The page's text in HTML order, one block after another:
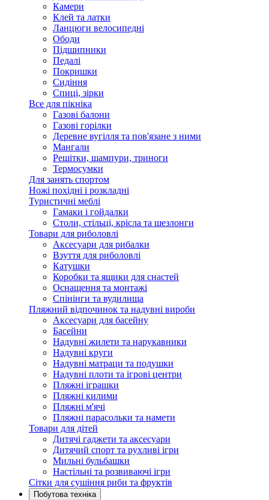
Камери
Клей та латки
Ланцюги велосипедні
Ободи
Підшипники
Педалі
Покришки
Сидіння
Спиці, зірки
Все для пікніка
Газові балони
Газові горілки
Деревне вугілля та пов'язане з ними
Мангали
Решітки, шампури, триноги
Термосумки
Для занять спортом
Ножі похідні і розкладні
Туристичні меблі
Гамаки і гойдалки
Столи, стільці, крісла та шезлонги
Товари для риболовлі
Аксесуари для рибалки
Взуття для риболовлі
Катушки
Коробки та ящики для снастей
Оснащення та монтажі
Спінінги та вудилища
Пляжний відпочинок та надувні вироби
Аксесуари для басейну
Басейни
Надувні жилети та нарукавники
Надувні круги
Надувні матраци та подушки
Надувні плоти та ігрові центри
Пляжні іграшки
Пляжні килими
Пляжні м'ячі
Пляжні парасольки та намети
Товари для дітей
Дитячі гаджети та аксесуари
Дитячий спорт та рухливі ігри
Мильні бульбашки
Настільні та розвиваючі ігри
Сітки для сушіння риби та фруктів
Побутова техніка